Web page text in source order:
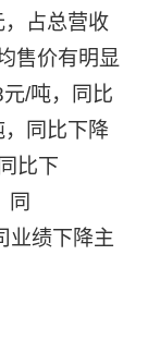
占总营收
售价有明显
/吨，同比
同比下降
比下
同
业绩下降主